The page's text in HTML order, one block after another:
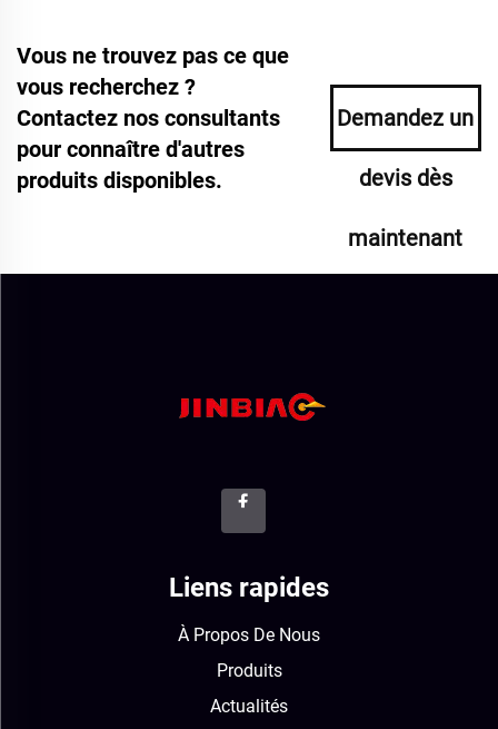
Vous ne trouvez pas ce que
vous recherchez ?
Contactez nos consultants
pour connaître d'autres
produits disponibles.
Demandez un
devis dès
maintenant
Liens rapides
À Propos De Nous
Produits
Actualités